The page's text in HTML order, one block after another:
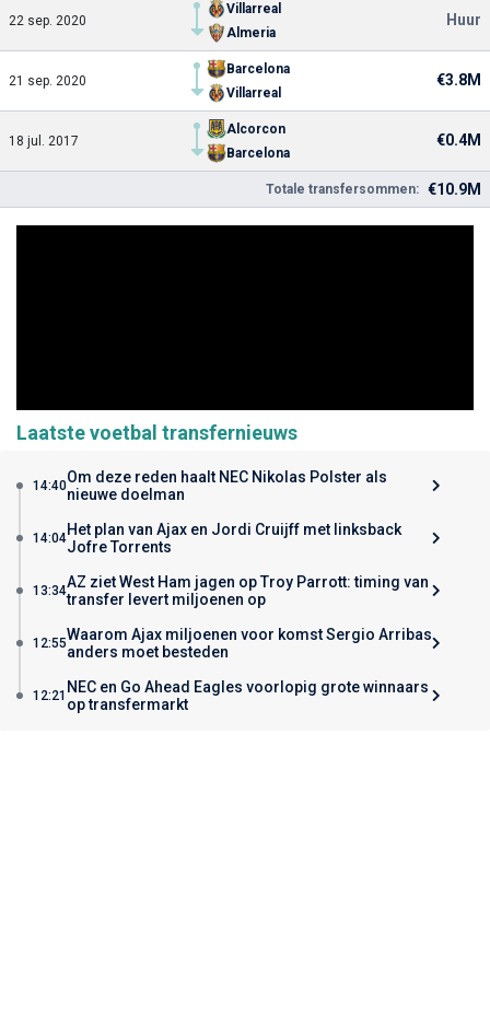
22 sep. 2020
Villarreal
Almeria
Huur
21 sep. 2020
Barcelona
Villarreal
€3.8M
18 jul. 2017
Alcorcon
Barcelona
€0.4M
Totale transfersommen: €10.9M
Laatste voetbal transfernieuws
14:40Om deze reden haalt NEC Nikolas Polster als
nieuwe doelman
14:04Het plan van Ajax en Jordi Cruijff met linksback
Jofre Torrents
13:34AZ ziet West Ham jagen op Troy Parrott: timing van
transfer levert miljoenen op
12:55Waarom Ajax miljoenen voor komst Sergio Arribas
anders moet besteden
12:21 NEC en Go Ahead Eagles voorlopig grote winnaars
op transfermarkt